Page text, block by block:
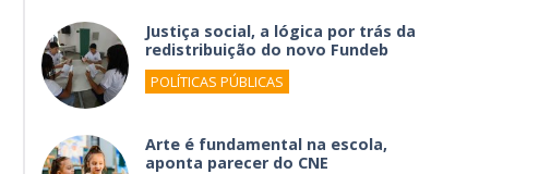
Justiça social, a lógica por trás da
redistribuição do novo Fundeb
POLÍTICAS PÚBLICAS
Arte é fundamental na escola,
aponta parecer do CNE